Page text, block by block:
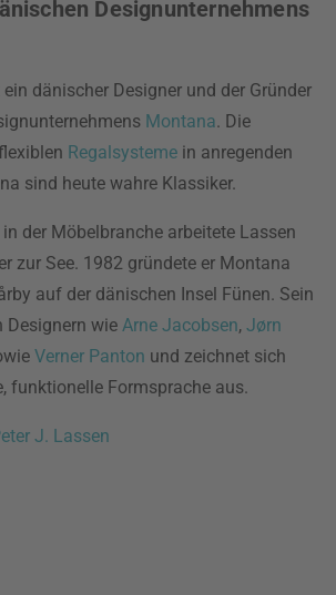
Designunternehmens
dänischer Designer und der Gründer
Montana. Die
Regalsysteme in anregenden
sind heute wahre Klassiker.
der Möbelbranche arbeitete Lassen
zur See. 1982 gründete er Montana
auf der dänischen Insel Fünen. Sein
Designern wie Arne Jacobsen, Jørn
Verner Panton und zeichnet sich
funktionelle Formsprache aus.
J. Lassen